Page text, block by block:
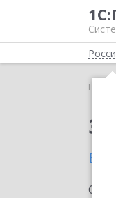
Главная
в